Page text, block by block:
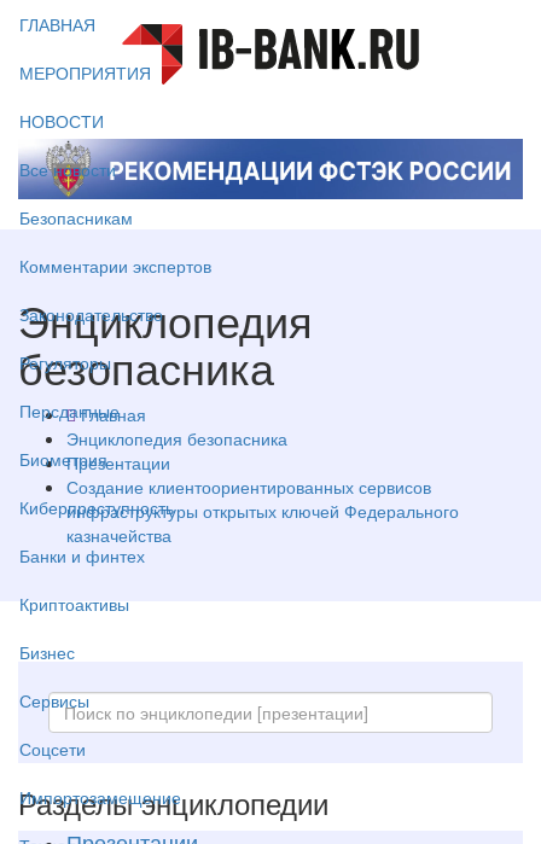
ГЛАВНАЯ
МЕРОПРИЯТИЯ
НОВОСТИ
Все новости
Безопасникам
Комментарии экспертов
Законодательство
Регуляторы
Персданные
Биометрия
Киберпреступность
Банки и финтех
Криптоактивы
Бизнес
Сервисы
Соцсети
Импортозамещение
Энциклопедия
безопасника
Главная
Энциклопедия безопасника
Презентации
Создание клиентоориентированных сервисов
инфраструктуры открытых ключей Федерального
казначейства
Разделы энциклопедии